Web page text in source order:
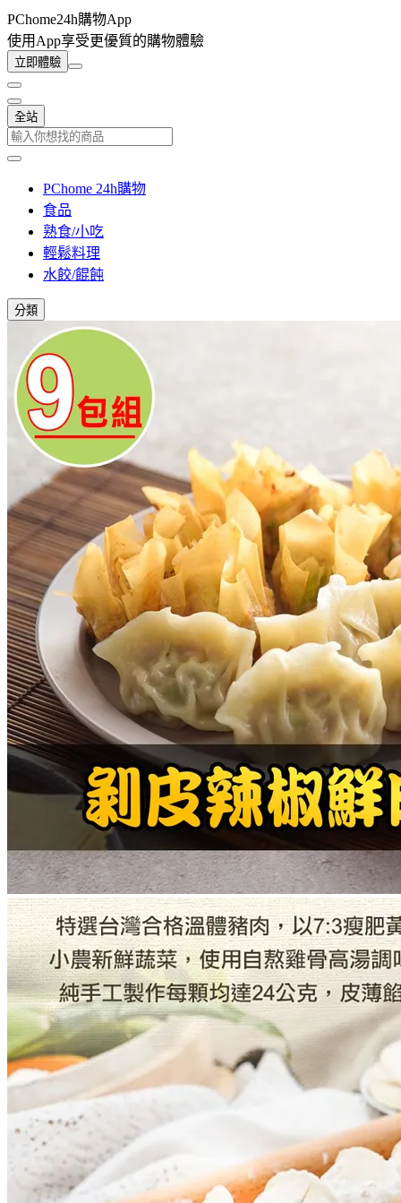
PChome24h購物App
使用App享受更優質的購物體驗
立即體驗
全站
PChome 24h購物
食品
熟食/小吃
輕鬆料理
水餃/餛飩
分類